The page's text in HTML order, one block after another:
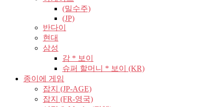
(밀수주)
(JP)
반다이
현대
삼성
감 * 보이
슈퍼 할머니 * 보이 (KR)
종이에 게임
잡지 (JP-AGE)
잡지 (FR-영국)